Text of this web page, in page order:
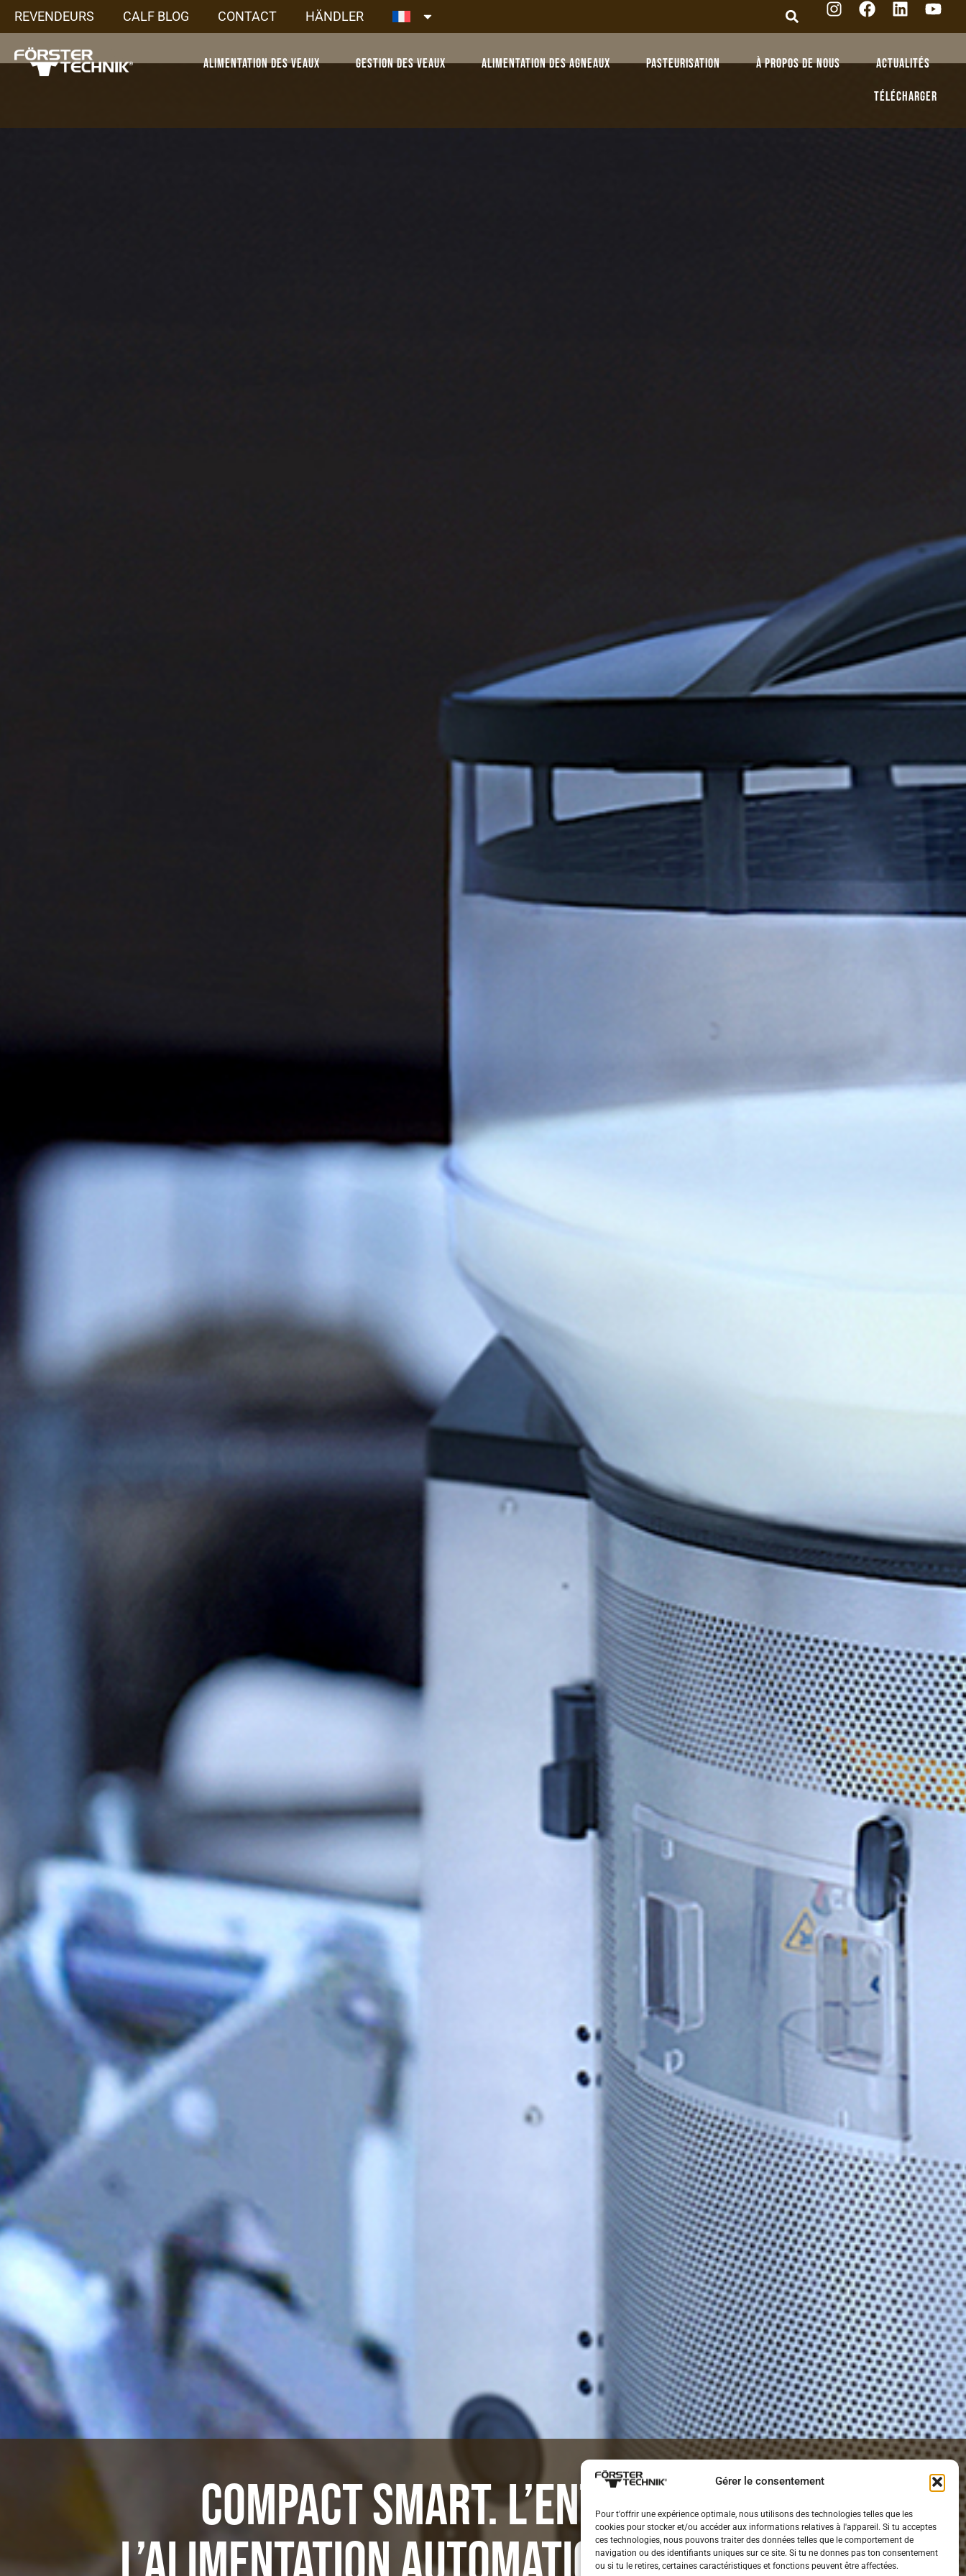
Gérer le consentement
Pour t'offrir une expérience optimale, nous utilisons des technologies telles que les
cookies pour stocker et/ou accéder aux informations relatives à l'appareil. Si tu acceptes
ces technologies, nous pouvons traiter des données telles que le comportement de
navigation ou des identifiants uniques sur ce site. Si tu ne donnes pas ton consentement
ou si tu le retires, certaines caractéristiques et fonctions peuvent être affectées.
REVENDEURS CALF BLOG CONTACT HÄNDLER
Alimentation des veaux Gestion des veaux Alimentation des agneaux Pasteurisation À propos de nous Actualités
Télécharger
COMPACT SMART. L’ENTRÉE DANS